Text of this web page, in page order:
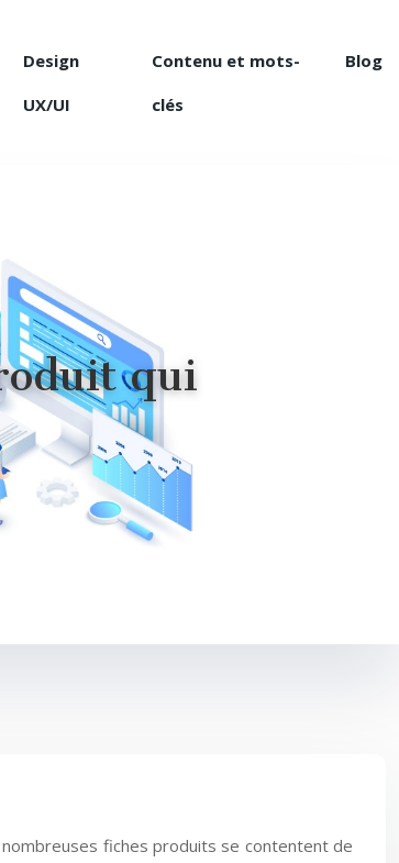
Design
UX/UI
Contenu et mots-
clés
Blog
qui
fiches produits se contentent de